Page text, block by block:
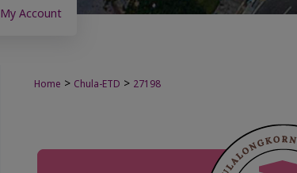
My Account
Home > Chula-ETD > 27198